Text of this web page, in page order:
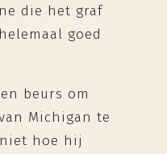
die het graf
goed
beurs om
Michigan te
hoe hij